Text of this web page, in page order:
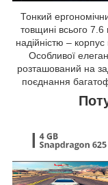
Тонкий
товщині всього
надійністю –
Особливої
розташований на
поєднання